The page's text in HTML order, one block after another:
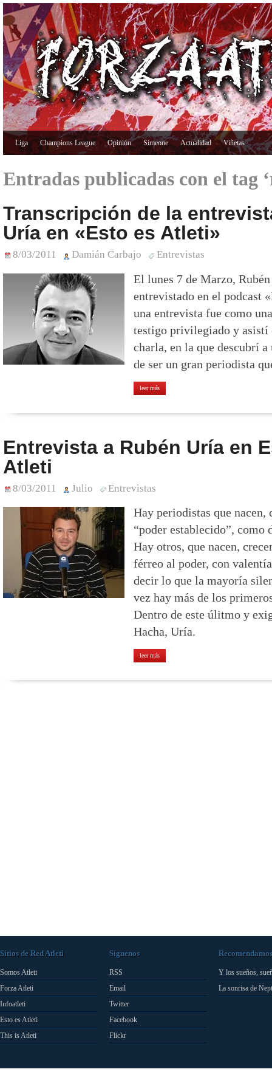
Liga Champions League Opinión Simeone Actualidad Viñetas
Entradas publicadas con el tag
Transcripción de la
Uría en «Esto es Atleti»
8/03/2011 Damián Carbajo Entrevistas
El lunes 7 de Marzo,
entrevistado en el podcast
una entrevista fue como
testigo privilegiado y asistí
charla, en la que descubrí
de ser un gran periodista
leer más
Entrevista a Rubén Uría en
Atleti
8/03/2011 Julio Entrevistas
Hay periodistas que
“poder establecido”, como
Hay otros, que nacen,
férreo al poder, con
decir lo que la mayoría
vez hay más de los
Dentro de este úlitmo y
Hacha, Uría.
leer más
Sitios de Red Atleti
Somos Atleti
Forza Atleti
Infoatleti
Esto es Atleti
This is Atleti
Síguenos
RSS
Email
Twitter
Facebook
Flickr
Recomendamos
Y los sueños,
La sonrisa de